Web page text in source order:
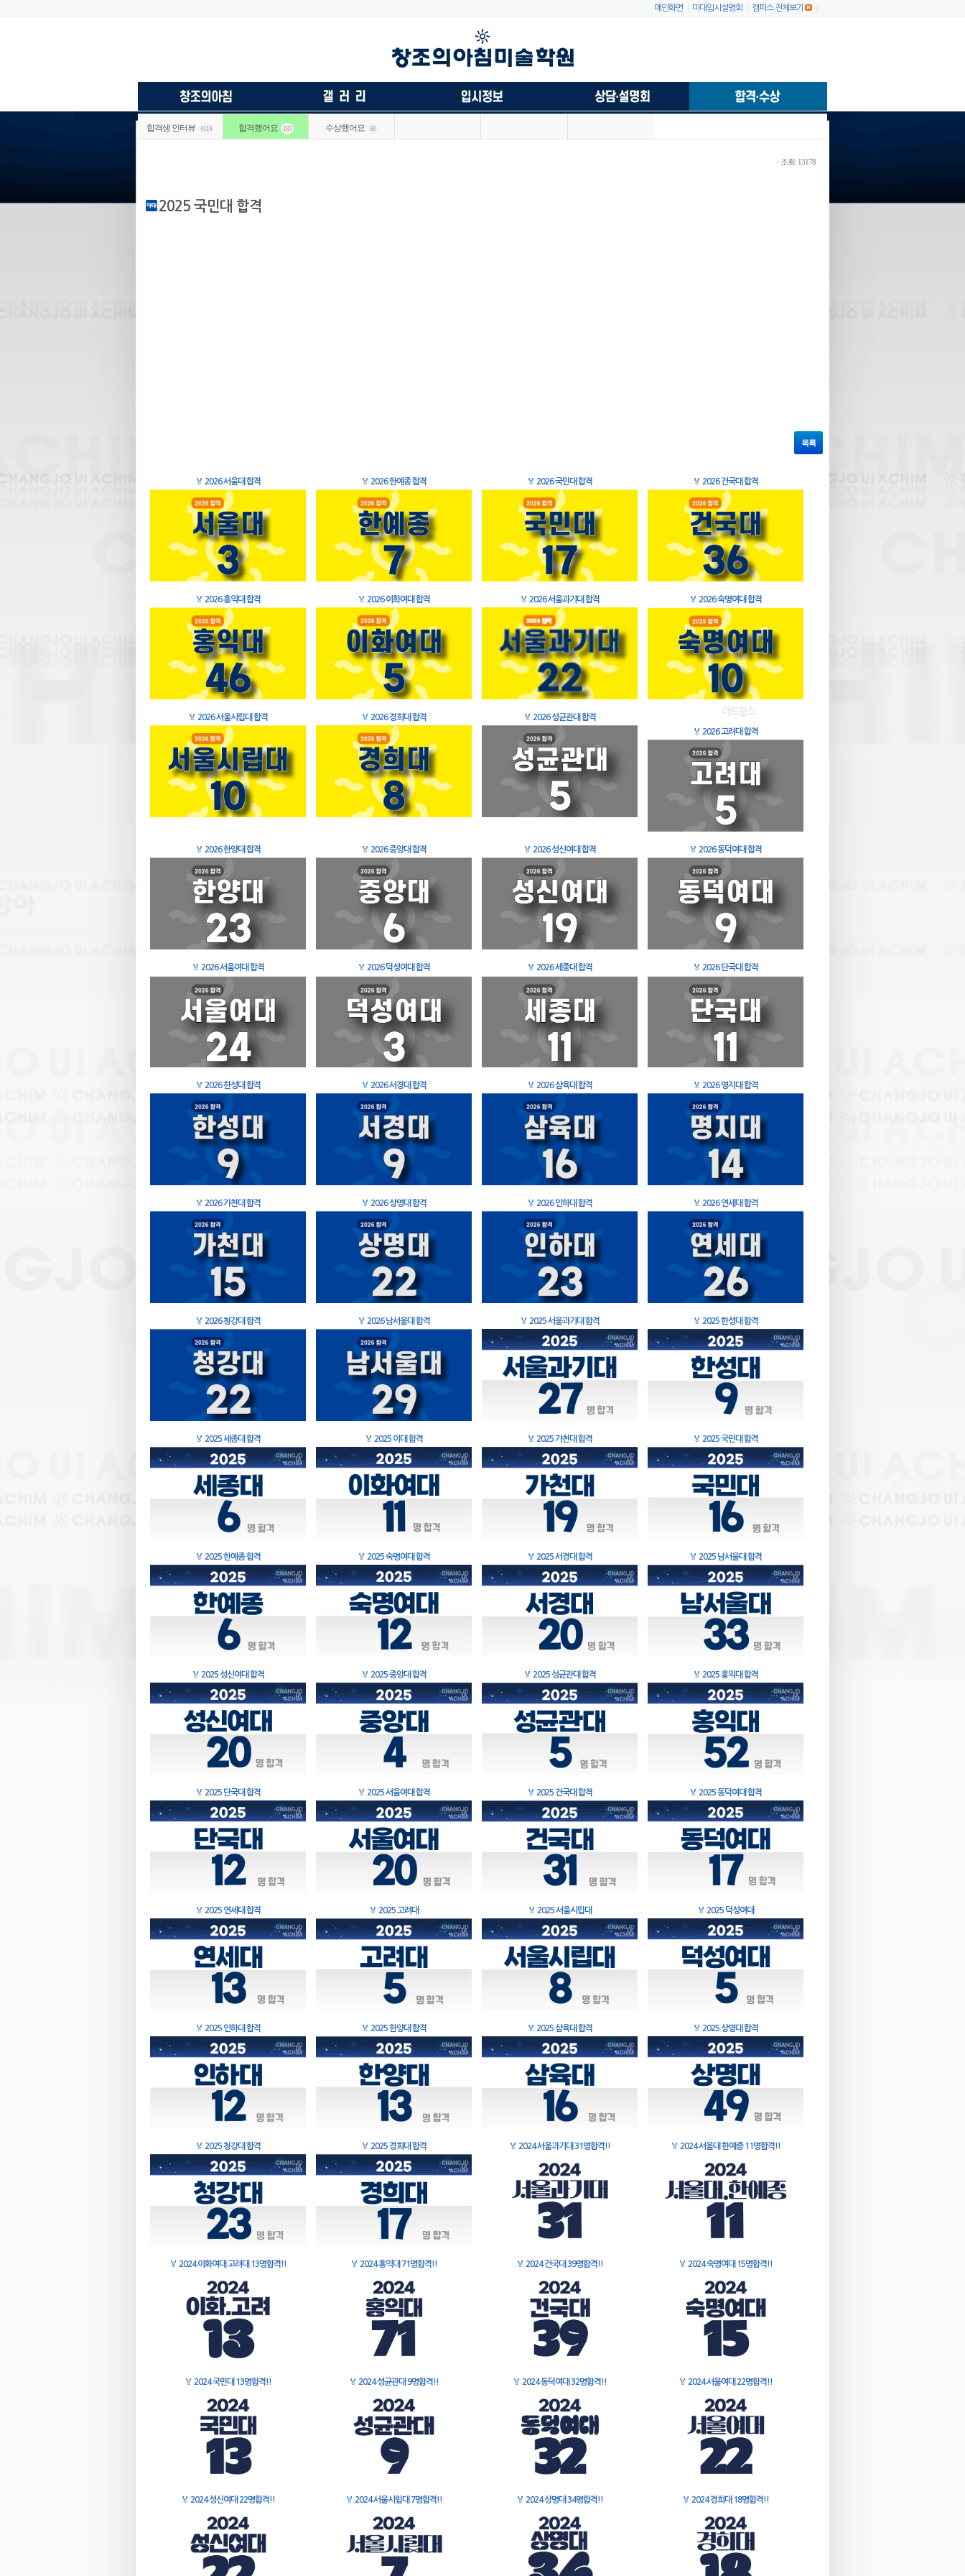
메인화면 미대입시설명회 캠퍼스 전체보기
합격생 인터뷰 4114 합격했어요 183 수상했어요 68
ㆍ조회: 13178
2025 국민대 합격
목록
🏅 2026 서울대 합격 🏅 2026 한예종 합격 🏅 2026 국민대 합격 🏅 2026 건국대 합격
🏅 2026 홍익대 합격 🏅 2026 이화여대 합격 🏅 2026 서울과기대 합격 🏅 2026 숙명여대 합격
🏅 2026 서울시립대 합격 🏅 2026 경희대 합격 🏅 2026 성균관대 합격
🏅 2026 고려대 합격
🏅 2026 한양대 합격 🏅 2026 중앙대 합격 🏅 2026 성신여대 합격 🏅 2026 동덕여대 합격
🏅 2026 서울여대 합격 🏅 2026 덕성여대 합격 🏅 2026 세종대 합격 🏅 2026 단국대 합격
🏅 2026 한성대 합격 🏅 2026 서경대 합격 🏅 2026 삼육대 합격 🏅 2026 명지대 합격
🏅 2026 가천대 합격 🏅 2026 상명대 합격 🏅 2026 인하대 합격 🏅 2026 연세대 합격
🏅 2026 청강대 합격 🏅 2026 남서울대 합격 🏅 2025 서울과기대 합격 🏅 2025 한성대 합격
🏅 2025 세종대 합격 🏅 2025 이대 합격 🏅 2025 가천대 합격 🏅 2025 국민대 합격
🏅 2025 한예종 합격 🏅 2025 숙명여대 합격 🏅 2025 서경대 합격 🏅 2025 남서울대 합격
🏅 2025 성신여대 합격 🏅 2025 중앙대 합격 🏅 2025 성균관대 합격 🏅 2025 홍익대 합격
🏅 2025 단국대 합격 🏅 2025 서울여대 합격 🏅 2025 건국대 합격 🏅 2025 동덕여대 합격
🏅 2025 연세대 합격 🏅 2025 고려대 🏅 2025 서울시립대 🏅 2025 덕성여대
🏅 2025 인하대 합격 🏅 2025 한양대 합격 🏅 2025 삼육대 합격 🏅 2025 상명대 합격
🏅 2025 청강대 합격 🏅 2025 경희대 합격 🏅 2024 서울과기대 31명합격!! 🏅 2024 서울대 한예종 11명합격!!
🏅 2024 이화여대 고려대 13명합격!! 🏅 2024 홍익대 71명합격!! 🏅 2024 건국대 39명합격!! 🏅 2024 숙명여대 15명합격!!
🏅 2024 국민대 13명합격!! 🏅 2024 성균관대 9명합격!! 🏅 2024 동덕여대 32명합격!! 🏅 2024 서울여대 22명합격!!
🏅 2024 성신여대 22명합격!! 🏅 2024 서울시립대 7명합격!! 🏅 2024 상명대 34명합격!! 🏅 2024 경희대 18명합격!!